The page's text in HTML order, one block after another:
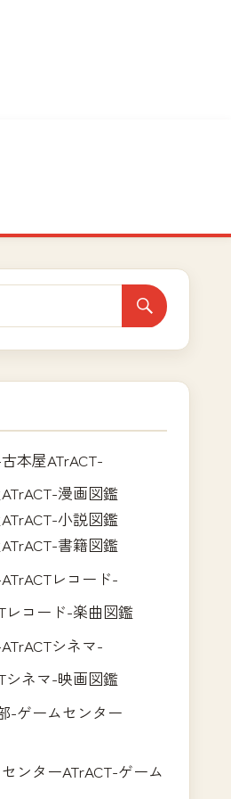
本屋ATrACT-
漫画図鑑
小説図鑑
書籍図鑑
レコード-
レコード-楽曲図鑑
シネマ-
シネマ-映画図鑑
-ゲームセンター
ンターATrACT-ゲーム